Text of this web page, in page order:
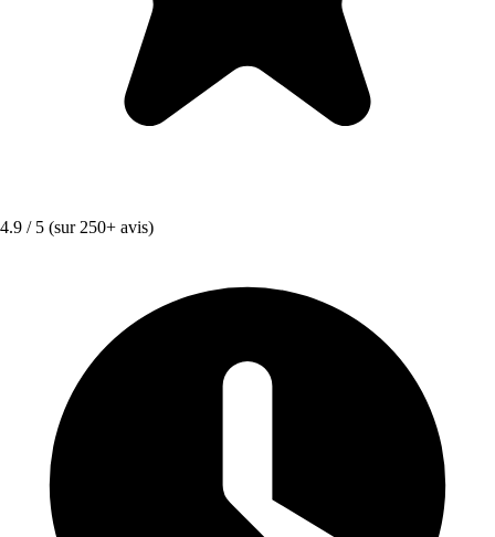
4.9 / 5 (sur 250+ avis)